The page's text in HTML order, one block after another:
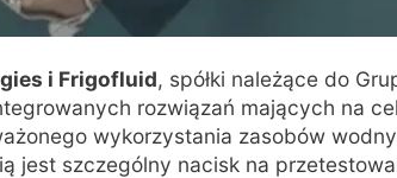
i Frigofluid, spółki należące do
rozwiązań mających na
wykorzystania zasobów
jest szczególny nacisk na